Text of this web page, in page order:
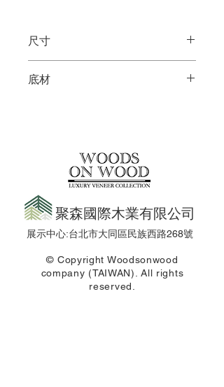
尺寸
底材
聚森國際木業有限公司
展示中心:台北市大同區民族西路268號
© Copyright Woodsonwood
company (TAIWAN). All rights
reserved.